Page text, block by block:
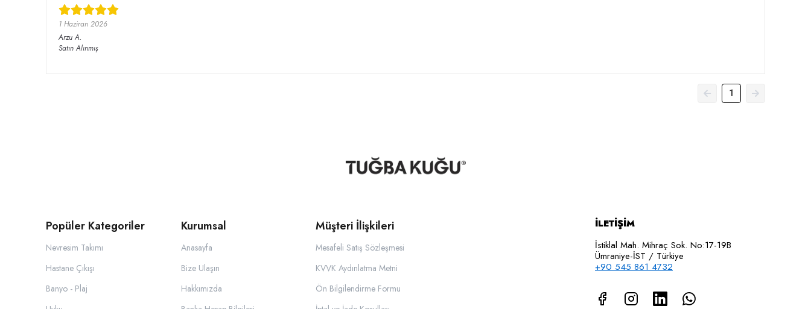
1 Haziran 2026
Arzu A.
Satın Alınmış
1
Popüler Kategoriler
Nevresim Takımı
Hastane Çıkışı
Banyo - Plaj
Kurumsal
Anasayfa
Bize Ulaşın
Hakkımızda
Müşteri İlişkileri
Mesafeli Satış Sözleşmesi
KVVK Aydınlatma Metni
Ön Bilgilendirme Formu
İLETİŞİM
İstiklal Mah. Mihraç Sok. No:17-19B
Ümraniye-İST / Türkiye
+90 545 861 4732